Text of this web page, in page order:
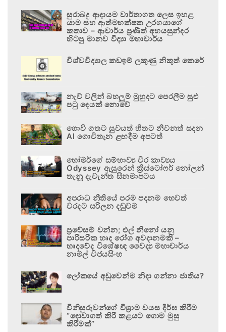
සුරාබදු ආදායම වාර්තාගත ලෙස ඉහළ
යාම සහ ආත්මභක්ෂක උරගයාගේ
කතාව – ආචාර්ය ප්‍රණීත් අභයසුන්දර
හිටපු මානව විද්‍යා මහාචාර්ය
විශ්වවිද්‍යාල කඩඉම් ලකුණු නිකුත් කෙරේ
නැව් වලින් බහලුම් මුහුදට පෙරලීම සුළු
පටු දෙයක් නොවේ
ගොවි ගතට සුවයත් හිතට නිවනත් සදන
AI ගොවිතැන ළඟදීම අපටත්
හෝමර්ගේ සම්භාව්‍ය වීර කාව්‍යය
Odyssey ඇසුරෙන් ක්‍රිස්ටෝෆර් නෝලන්
තැනූ දැවැන්ත සිනමාපටය
අපරාධ නීතියේ පරම පදනම හෙවත්
වරදට සරිලන දඬුවම
ප්‍රවේසම් වන්න; එල් නිනෝ යනු
පාරිසරික හෘද රෝග අවදානමකි –
හෘදවේද විශේෂඥ වෛද්‍ය මහාචාර්ය
නාමල් විජයසිංහ
ලෝකයේ අඩුවෙන්ම නිදා ගන්නා ජාතිය?
විනිසුරුවන්ගේ විශ්‍රාම වයස දීර්ඝ කිරීම
“දොවාගත් කිරි කළයට ගොම මුසු
කිරීමක්”